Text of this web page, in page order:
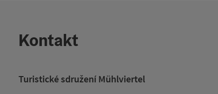
Kontakt
Turistické sdružení Mühlviertel